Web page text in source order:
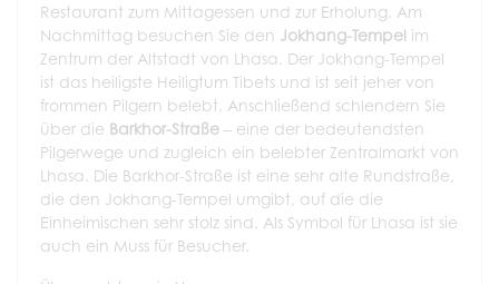
Restaurant zum Mittagessen und zur Erholung. Am
Nachmittag besuchen Sie den Jokhang-Tempel im
Zentrum der Altstadt von Lhasa. Der Jokhang-Tempel
ist das heiligste Heiligtum Tibets und ist seit jeher von
frommen Pilgern belebt. Anschließend schlendern Sie
über die Barkhor-Straße – eine der bedeutendsten
Pilgerwege und zugleich ein belebter Zentralmarkt von
Lhasa. Die Barkhor-Straße ist eine sehr alte Rundstraße,
die den Jokhang-Tempel umgibt, auf die die
Einheimischen sehr stolz sind. Als Symbol für Lhasa ist sie
auch ein Muss für Besucher.